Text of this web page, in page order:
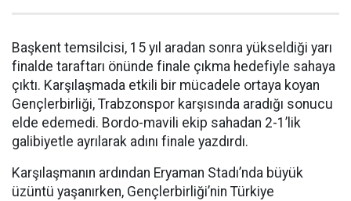
Başkent temsilcisi, 15 yıl aradan sonra yükseldiği yarı
finalde taraftarı önünde finale çıkma hedefiyle sahaya
çıktı. Karşılaşmada etkili bir mücadele ortaya koyan
Gençlerbirliği, Trabzonspor karşısında aradığı sonucu
elde edemedi. Bordo-mavili ekip sahadan 2-1’lik
galibiyetle ayrılarak adını finale yazdırdı.
Karşılaşmanın ardından Eryaman Stadı’nda büyük
üzüntü yaşanırken, Gençlerbirliği’nin Türkiye